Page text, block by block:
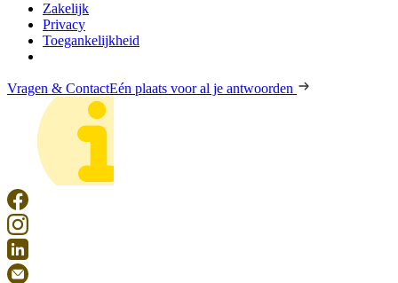
Zakelijk
Privacy
Toegankelijkheid
Vragen & ContactEén plaats voor al je antwoorden